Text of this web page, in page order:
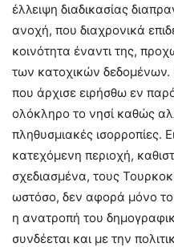
έλλειψη διαδικασίας
ανοχή, που διαχρονικά
κοινότητα έναντι της,
των κατοχικών
που άρχισε ειρήσθω εν
ολόκληρο το νησί καθώς
πληθυσμιακές ισορροπίες.
κατεχόμενη περιοχή,
σχεδιασμένα, τους
ωστόσο, δεν αφορά μόνο
η ανατροπή του
συνδέεται και με την